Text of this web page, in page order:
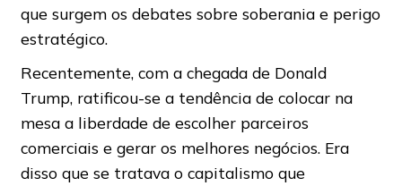
que surgem os debates sobre soberania e perigo
estratégico.
Recentemente, com a chegada de Donald
Trump, ratificou-se a tendência de colocar na
mesa a liberdade de escolher parceiros
comerciais e gerar os melhores negócios. Era
disso que se tratava o capitalismo que